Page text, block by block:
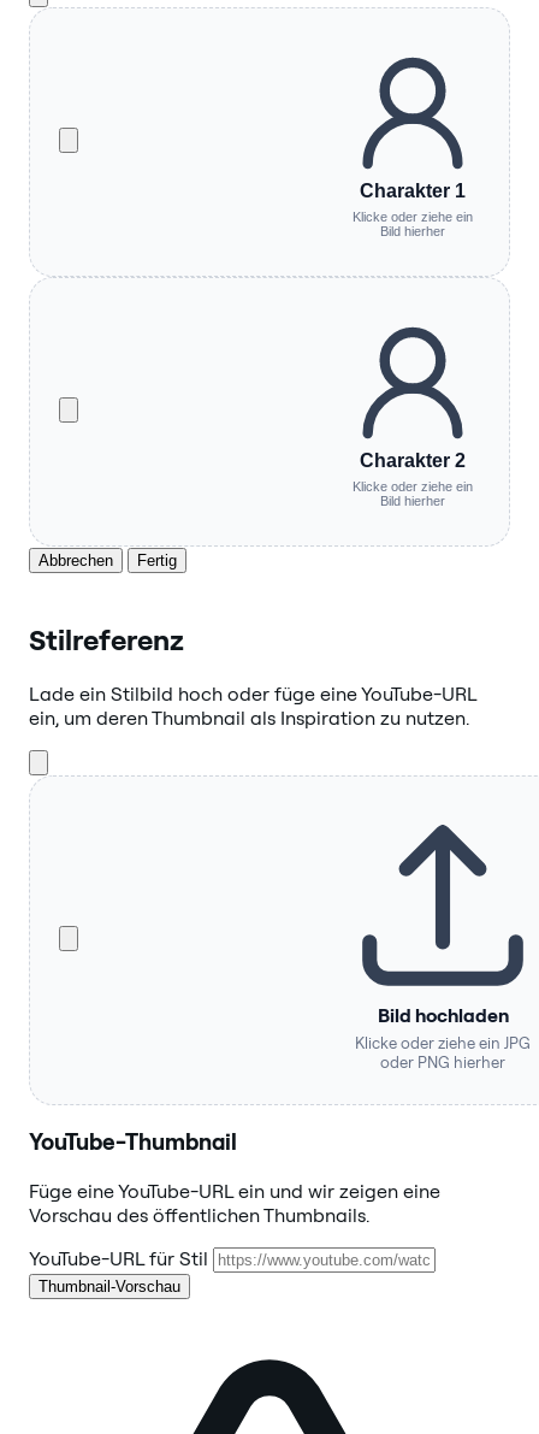
Charakter 1
Klicke oder ziehe ein
Bild hierher
Charakter 2
Klicke oder ziehe ein
Bild hierher
Abbrechen Fertig
Stilreferenz
Lade ein Stilbild hoch oder füge eine YouTube-URL
ein, um deren Thumbnail als Inspiration zu nutzen.
Bild hochladen
Klicke oder ziehe ein JPG
oder PNG hierher
YouTube-Thumbnail
Füge eine YouTube-URL ein und wir zeigen eine
Vorschau des öffentlichen Thumbnails.
YouTube-URL für Stil
Thumbnail-Vorschau